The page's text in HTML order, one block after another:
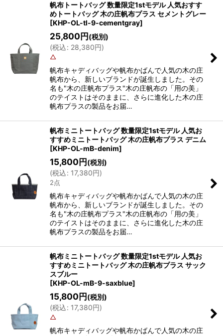
帆布トートバッグ 数量限定1stモデル 人気おすす
めトートバッグ 木の庄帆布プラス セメントグレー
[KHP-OL-tl-9-cementgray]
25,800円(税別)
(税込: 28,380円)
△
帆布キャディバッグや帆布かばんで人気の木の庄
帆布から、新しいブランドが誕生しました。その
名も"木の庄帆布プラス"木の庄帆布の「用の美」
のテイストはそのままに、さらに進化した木の庄
帆布プラスの製品をお届…
帆布ミニトートバッグ 数量限定1stモデル 人気お
すすめミニトートバッグ 木の庄帆布プラス デニム
[KHP-OL-mB-denim]
15,800円(税別)
(税込: 17,380円)
2点
帆布キャディバッグや帆布かばんで人気の木の庄
帆布から、新しいブランドが誕生しました。その
名も"木の庄帆布プラス"木の庄帆布の「用の美」
のテイストはそのままに、さらに進化した木の庄
帆布プラスの製品をお届…
帆布ミニトートバッグ 数量限定1stモデル 人気お
すすめミニトートバッグ 木の庄帆布プラス サック
スブルー
[KHP-OL-mB-9-saxblue]
15,800円(税別)
(税込: 17,380円)
△
帆布キャディバッグや帆布かばんで人気の木の庄